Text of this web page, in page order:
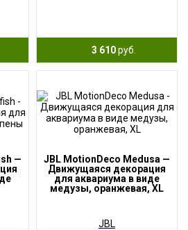
3 610руб.
—
JBL MotionDeco Medusa —
Движущаяся декорация
для аквариума в виде
медузы, оранжевая, XL
JBL